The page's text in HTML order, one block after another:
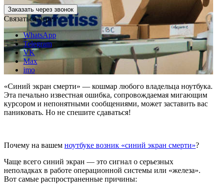
Заказать через звонок
Связаться через
WhatsApp
Telegram
VK
Max
imo
«Синий экран смерти» — кошмар любого владельца ноутбука.
Эта печально известная ошибка, сопровождаемая мигающим
курсором и непонятными сообщениями, может заставить вас
паниковать. Но не спешите сдаваться!
Почему на вашем ноутбуке возник «синий экран смерти»?
Чаще всего синий экран — это сигнал о серьезных
неполадках в работе операционной системы или «железа».
Вот самые распространенные причины: